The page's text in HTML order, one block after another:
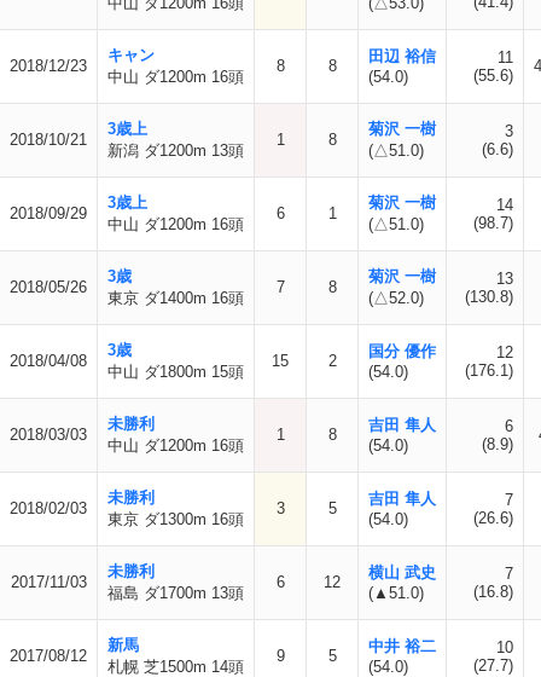
2018/12/23
キャン
中山 ダ1200m 16頭
8 8
田辺 裕信
(54.0)
11
(55.6)
2018/10/21
3歳上
新潟 ダ1200m 13頭
1 8
菊沢 一樹
(△51.0)
3
(6.6)
2018/09/29
3歳上
中山 ダ1200m 16頭
6 1
菊沢 一樹
(△51.0)
14
(98.7)
2018/05/26
3歳
東京 ダ1400m 16頭
7 8
菊沢 一樹
(△52.0)
13
(130.8)
2018/04/08
3歳
中山 ダ1800m 15頭
15 2
国分 優作
(54.0)
12
(176.1)
2018/03/03
未勝利
中山 ダ1200m 16頭
1 8
吉田 隼人
(54.0)
6
(8.9)
2018/02/03
未勝利
東京 ダ1300m 16頭
3 5
吉田 隼人
(54.0)
7
(26.6)
2017/11/03
未勝利
福島 ダ1700m 13頭
6 12
横山 武史
(▲51.0)
7
(16.8)
2017/08/12
新馬
札幌 芝1500m 14頭
9 5
中井 裕二
(54.0)
10
(27.7)